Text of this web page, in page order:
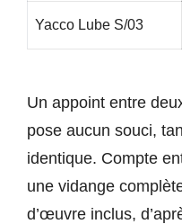
Yacco Lube S/03
Un appoint entre
pose aucun souci,
identique. Compte
une vidange
d’œuvre inclus,